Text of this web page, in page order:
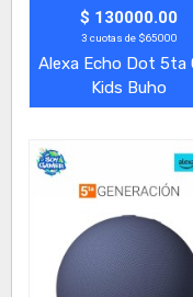
$ 130000.00
3 cuotas de $65000
Alexa Echo Dot 5ta
Kids Buho